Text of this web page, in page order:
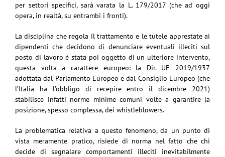
per settori specifici, sarà varata la L. 179/2017 (che ad oggi
opera, in realtà, su entrambi i fronti).
La disciplina che regola il trattamento e le tutele apprestate ai
dipendenti che decidono di denunciare eventuali illeciti sul
posto di lavoro è stata poi oggetto di un ulteriore intervento,
questa volta a carattere europeo: la Dir. UE 2019/1937
adottata dal Parlamento Europeo e dal Consiglio Europeo (che
l’Italia ha l’obbligo di recepire entro il dicembre 2021)
stabilisce infatti norme minime comuni volte a garantire la
posizione, spesso complessa, dei whistleblowers.
La problematica relativa a questo fenomeno, da un punto di
vista meramente pratico, risiede di norma nel fatto che chi
decide di segnalare comportamenti illeciti inevitabilmente